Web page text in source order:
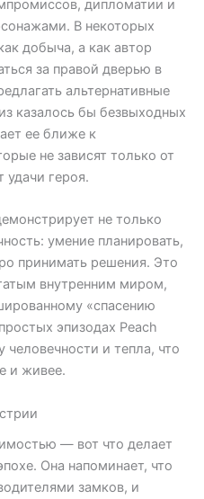
дипломатии и
В некоторых
добыча, а как автор
за правой дверью в
альтернативные
казалось бы безвыходных
ее ближе к
не зависят только от
героя.
не только
умение планировать,
принимать решения. Это
внутренним миром,
«спасению
эпизодах Peach
человечности и тепла, что
и живее.
— вот что делает
Она напоминает, что
замков, и